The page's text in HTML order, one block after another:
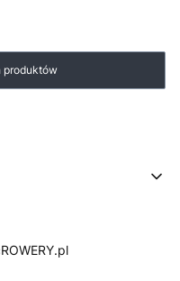
produktów